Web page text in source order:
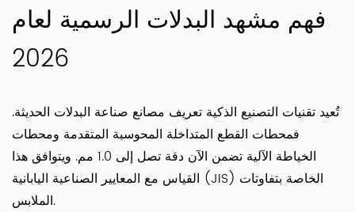
فهم مشهد البدلات الرسمية لعام
2026
تُعيد تقنيات التصنيع الذكية تعريف مصانع صناعة البدلات الحديثة.
فمحطات القطع المتداخلة المحوسبة المتقدمة ومحطات
الخياطة الآلية تضمن الآن دقة تصل إلى 1.0 مم. ويتوافق هذا
القياس مع المعايير الصناعية اليابانية (JIS) الخاصة بتفاوتات
الملابس.